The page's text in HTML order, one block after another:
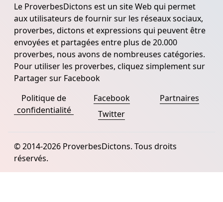
Le ProverbesDictons est un site Web qui permet
aux utilisateurs de fournir sur les réseaux sociaux,
proverbes, dictons et expressions qui peuvent être
envoyées et partagées entre plus de 20.000
proverbes, nous avons de nombreuses catégories.
Pour utiliser les proverbes, cliquez simplement sur
Partager sur Facebook
Politique de
confidentialité
Facebook
Twitter
Partnaires
© 2014-2026 ProverbesDictons. Tous droits
réservés.